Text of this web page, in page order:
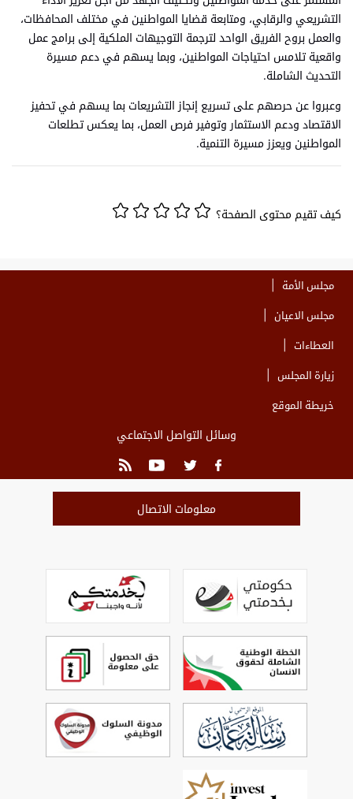
التشريعي والرقابي، ومتابعة قضايا المواطنين في مختلف المحافظات،
والعمل بروح الفريق الواحد لترجمة التوجيهات الملكية إلى برامج عمل
واقعية تلامس احتياجات المواطنين، وبما يسهم في دعم مسيرة
التحديث الشاملة.
وعبروا عن حرصهم على تسريع إنجاز التشريعات بما يسهم في تحفيز
الاقتصاد ودعم الاستثمار وتوفير فرص العمل، بما يعكس تطلعات
المواطنين ويعزز مسيرة التنمية.
كيف تقيم محتوى الصفحة؟
مجلس الأمة
مجلس الاعيان
العطاءات
زيارة المجلس
خريطة الموقع
وسائل التواصل الاجتماعي
معلومات الاتصال